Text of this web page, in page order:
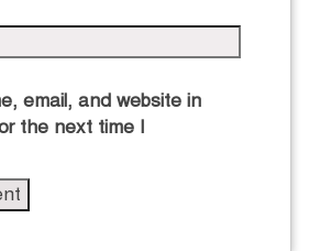
email, and website in
the next time I